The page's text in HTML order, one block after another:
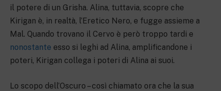
il potere di un Grisha. Alina, tuttavia, scopre che
Kirigan è, in realtà, l’Eretico Nero, e fugge assieme a
Mal. Quando trovano il Cervo è però troppo tardi e
nonostante esso si leghi ad Alina, amplificandone i
poteri, Kirigan collega i poteri di Alina ai suoi.
Lo scopo dell’Oscuro – così chiamato ora che la sua